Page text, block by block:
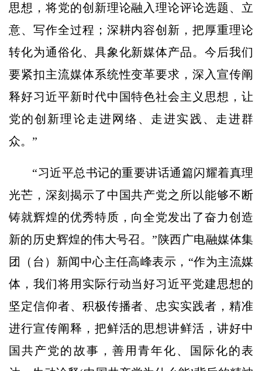
思想，将党的创新理论融入理论评论选题、立
意、写作全过程；深耕内容创新，把厚重理论
转化为通俗化、具象化新媒体产品。今后我们
要紧扣主流媒体系统性变革要求，深入宣传阐
释好习近平新时代中国特色社会主义思想，让
党的创新理论走进网络、走进实践、走进群
众。”
“习近平总书记的重要讲话通篇闪耀着真理
光芒，深刻揭示了中国共产党之所以能够不断
铸就辉煌的优秀特质，向全党发出了奋力创造
新的历史辉煌的伟大号召。”陕西广电融媒体集
团（台）新闻中心主任高峰表示，“作为主流媒
体，我们将用实际行动当好习近平党建思想的
坚定信仰者、积极传播者、忠实实践者，精准
进行宣传阐释，把鲜活的思想讲鲜活，讲好中
国共产党的故事，善用青年化、国际化的表